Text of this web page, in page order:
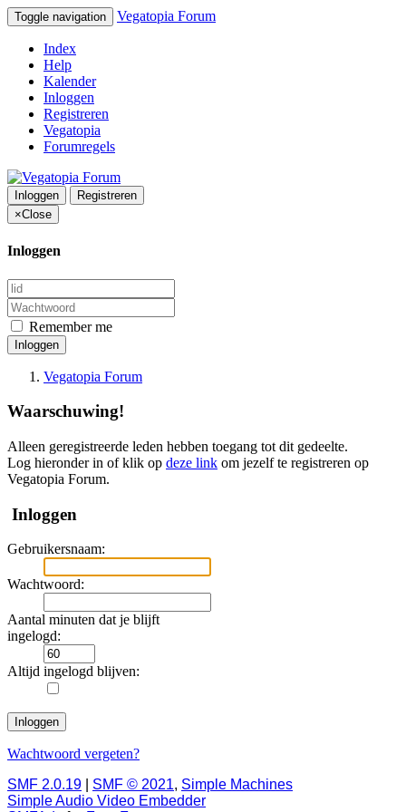
Toggle navigation Vegatopia Forum
Index
Help
Kalender
Inloggen
Registreren
Vegatopia
Forumregels
Inloggen
Registreren
×Close
Inloggen
Remember me
Inloggen
Vegatopia Forum
Waarschuwing!
Alleen geregistreerde leden hebben toegang tot dit gedeelte.
Log hieronder in of klik op deze link om jezelf te registreren op
Vegatopia Forum.
Inloggen
Gebruikersnaam:
Wachtwoord:
Aantal minuten dat je blijft
ingelogd:
Altijd ingelogd blijven:
Wachtwoord vergeten?
SMF 2.0.19
SMF © 2021, Simple Machines
Simple Audio Video Embedder